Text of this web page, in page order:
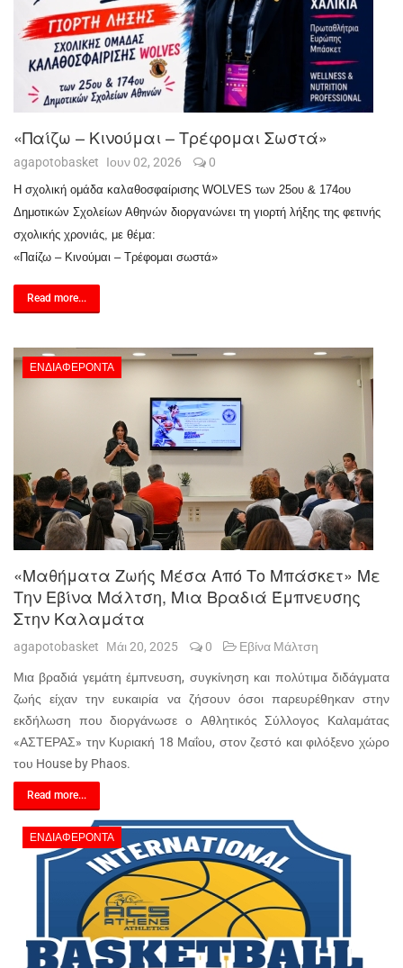
«Παίζω – Κινούμαι – Τρέφομαι Σωστά»
agapotobasket Ιουν 02, 2026 0
Η σχολική ομάδα καλαθοσφαίρισης WOLVES των 25ου & 174ου
Δημοτικών Σχολείων Αθηνών διοργανώνει τη γιορτή λήξης της φετινής
σχολικής χρονιάς, με θέμα:
«Παίζω – Κινούμαι – Τρέφομαι σωστά»
Read more...
ΕΝΔΙΑΦΈΡΟΝΤΑ
«Μαθήματα Ζωής Μέσα Από Το Μπάσκετ» Με
Την Εβίνα Μάλτση, Μια Βραδιά Έμπνευσης
Στην Καλαμάτα
agapotobasket Μάι 20, 2025 0 Εβίνα Μάλτση
Μια βραδιά γεμάτη έμπνευση, συγκίνηση και πολύτιμα διδάγματα
ζωής είχαν την ευκαιρία να ζήσουν όσοι παρευρέθηκαν στην
εκδήλωση που διοργάνωσε ο Αθλητικός Σύλλογος Καλαμάτας
«ΑΣΤΕΡΑΣ» την Κυριακή 18 Μαΐου, στον ζεστό και φιλόξενο χώρο
του House by Phaos.
Read more...
ΕΝΔΙΑΦΈΡΟΝΤΑ